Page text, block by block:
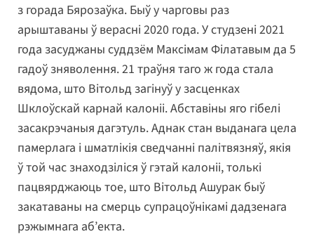
з горада Бярозаўка. Быў у чарговы раз
арыштаваны ў верасні 2020 года. У студзені 2021
года засуджаны суддзём Максімам Філатавым да 5
гадоў зняволення. 21 траўня таго ж года стала
вядома, што Вітольд загінуў у засценках
Шклоўскай карнай калоніі. Абставіны яго гібелі
засакрэчаныя дагэтуль. Аднак стан выданага цела
памерлага і шматлікія сведчанні палітвязняў, якія
ў той час знаходзіліся ў гэтай калоніі, толькі
пацвярджаюць тое, што Вітольд Ашурак быў
закатаваны на смерць супрацоўнікамі дадзенага
рэжымнага аб’екта.